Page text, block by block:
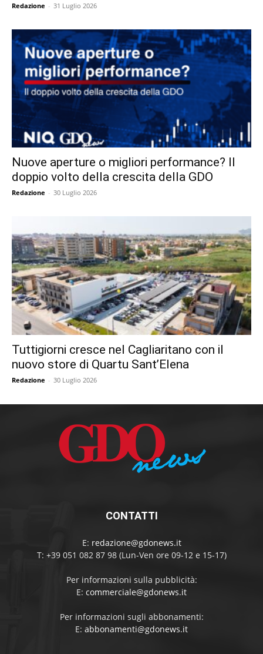
Redazione - 31 Luglio 2026
Nuove aperture o migliori performance? Il
doppio volto della crescita della GDO
Redazione - 30 Luglio 2026
Tuttigiorni cresce nel Cagliaritano con il
nuovo store di Quartu Sant’Elena
Redazione - 30 Luglio 2026
CONTATTI
E: redazione@gdonews.it
T: +39 051 082 87 98 (Lun-Ven ore 09-12 e 15-17)
Per informazioni sulla pubblicità:
E: commerciale@gdonews.it
Per informazioni sugli abbonamenti:
E: abbonamenti@gdonews.it